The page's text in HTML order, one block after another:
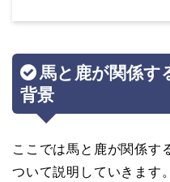
馬と鹿が関係す
背景
ここでは馬と鹿が関係す
ついて説明していきます